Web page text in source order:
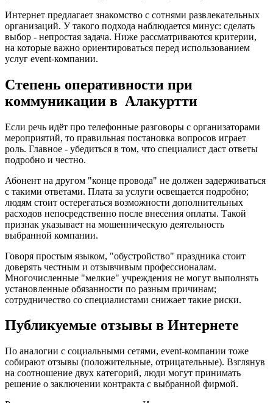
Интернет предлагает знакомство с сотнями развлекательных
организаций. У такого подхода наблюдается минус: сделать
выбор - непростая задача. Ниже рассматриваются критерии,
на которые важно ориентироваться перед использованием
услуг event-компании.
Степень оперативности при
коммуникации в Алакуртти
Если речь идёт про телефонные разговоры с организаторами
мероприятий, то правильная постановка вопросов играет
роль. Главное - убедиться в том, что специалист даст ответы
подробно и честно.
Абонент на другом "конце провода" не должен задерживаться
с такими ответами. Плата за услуги освещается подробно;
людям стоит остерегаться возможности дополнительных
расходов непосредственно после внесения оплаты. Такой
признак указывает на мошенническую деятельность
выбранной компании.
Говоря простым языком, "обустройство" праздника стоит
доверять честным и отзывчивым профессионалам.
Многочисленные "мелкие" учреждения не могут выполнять
установленные обязанности по разным причинам;
сотрудничество со специалистами снижает такие риски.
Публикуемые отзывы в Интернете
По аналогии с социальными сетями, event-компании тоже
собирают отзывы (положительные, отрицательные). Взглянув
на соотношение двух категорий, люди могут принимать
решение о заключении контракта с выбранной фирмой.